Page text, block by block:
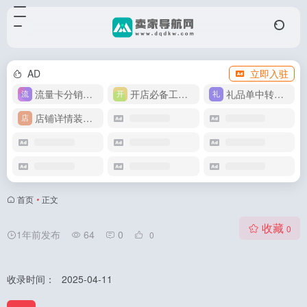
AD
立即入驻
流量卡分销代理
开店必备工具箱
礼品单中转同步单
店铺详情装修模版
首页 • 正文
1年前发布 64 0 0 收藏 0
收录时间： 2025-04-11